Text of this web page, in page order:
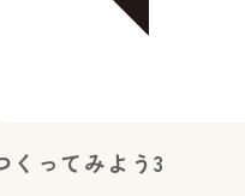
くってみよう3